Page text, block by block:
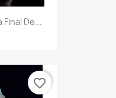
Final De...
favorite_border